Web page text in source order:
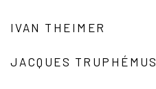
IVAN THEIMER
JACQUES TRUPHÉMUS